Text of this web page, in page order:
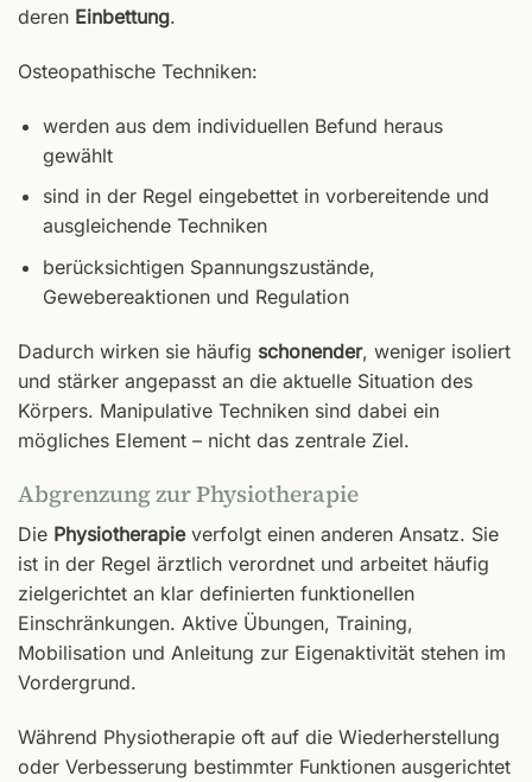
deren Einbettung.
Osteopathische Techniken:
werden aus dem individuellen Befund heraus
gewählt
sind in der Regel eingebettet in vorbereitende und
ausgleichende Techniken
berücksichtigen Spannungszustände,
Gewebereaktionen und Regulation
Dadurch wirken sie häufig schonender, weniger isoliert
und stärker angepasst an die aktuelle Situation des
Körpers. Manipulative Techniken sind dabei ein
mögliches Element – nicht das zentrale Ziel.
Abgrenzung zur Physiotherapie
Die Physiotherapieverfolgt einen anderen Ansatz. Sie
ist in der Regel ärztlich verordnet und arbeitet häufig
zielgerichtet an klar definierten funktionellen
Einschränkungen. Aktive Übungen, Training,
Mobilisation und Anleitung zur Eigenaktivität stehen im
Vordergrund.
Während Physiotherapie oft auf die Wiederherstellung
oder Verbesserung bestimmter Funktionen ausgerichtet